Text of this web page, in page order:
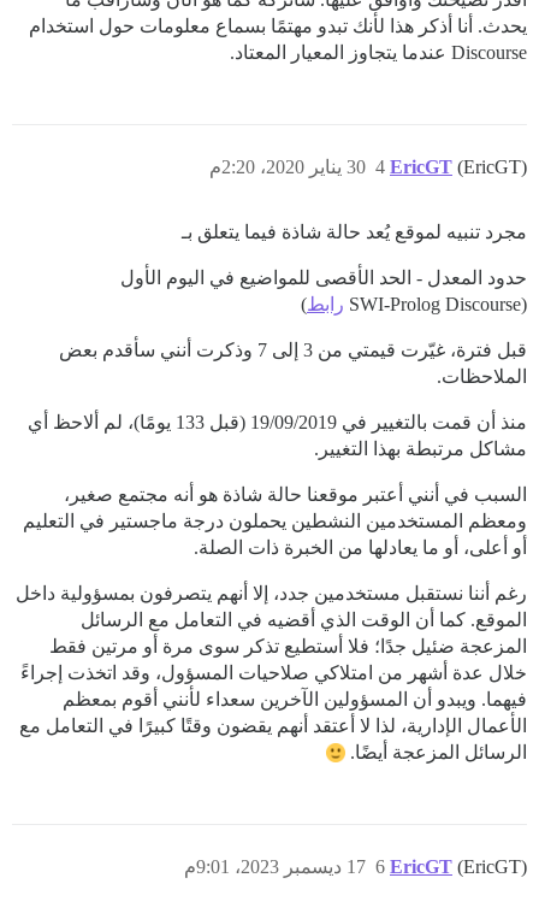
يحدث. أنا أذكر هذا لأنك تبدو مهتمًا بسماع معلومات حول استخدام
Discourse عندما يتجاوز المعيار المعتاد.
EricGT (EricGT) 30 يناير 2020، 2:20م 4
مجرد تنبيه لموقع يُعد حالة شاذة فيما يتعلق بـ
حدود المعدل - الحد الأقصى للمواضيع في اليوم الأول
(SWI-Prolog Discourse
رابط)
قبل فترة، غيّرت قيمتي من 3 إلى 7 وذكرت أنني سأقدم بعض
الملاحظات.
منذ أن قمت بالتغيير في 19/09/2019 (قبل 133 يومًا)، لم ألاحظ أي
مشاكل مرتبطة بهذا التغيير.
السبب في أنني أعتبر موقعنا حالة شاذة هو أنه مجتمع صغير،
ومعظم المستخدمين النشطين يحملون درجة ماجستير في التعليم
أو أعلى، أو ما يعادلها من الخبرة ذات الصلة.
رغم أننا نستقبل مستخدمين جدد، إلا أنهم يتصرفون بمسؤولية داخل
الموقع. كما أن الوقت الذي أقضيه في التعامل مع الرسائل
المزعجة ضئيل جدًا؛ فلا أستطيع تذكر سوى مرة أو مرتين فقط
خلال عدة أشهر من امتلاكي صلاحيات المسؤول، وقد اتخذت إجراءً
فيهما. ويبدو أن المسؤولين الآخرين سعداء لأنني أقوم بمعظم
الأعمال الإدارية، لذا لا أعتقد أنهم يقضون وقتًا كبيرًا في التعامل مع
الرسائل المزعجة أيضًا.
EricGT (EricGT) 17 ديسمبر 2023، 9:01م 6